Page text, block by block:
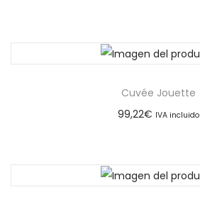
Cuvée Jouette
99,22€ IVA incluido